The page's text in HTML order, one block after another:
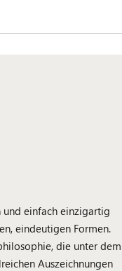
einfach einzigartig
eindeutigen Formen.
die unter dem
Auszeichnungen